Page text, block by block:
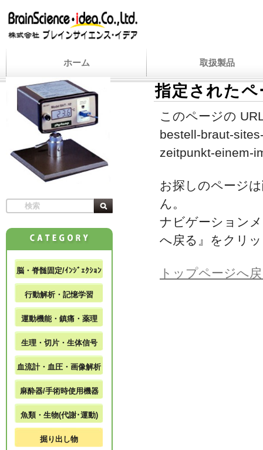
ホーム 取扱製品
指定された
このページの
bestell-braut-
zeitpunkt-einem-
お探しのページ
ん。
ナビゲーション
へ戻る』をクリ
トップページへ
脳・脊髄固定/ｲﾝｼﾞｪｸｼｮﾝ
行動解析・記憶学習
運動機能・鎮痛・薬理
生理・切片・生体信号
血流計・血圧・画像解析
麻酔器/手術時使用機器
魚類・生物(代謝･運動)
掘り出し物